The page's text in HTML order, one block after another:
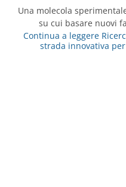
Una molecola
su cui basare nuovi
Continua a leggere
strada innovativa